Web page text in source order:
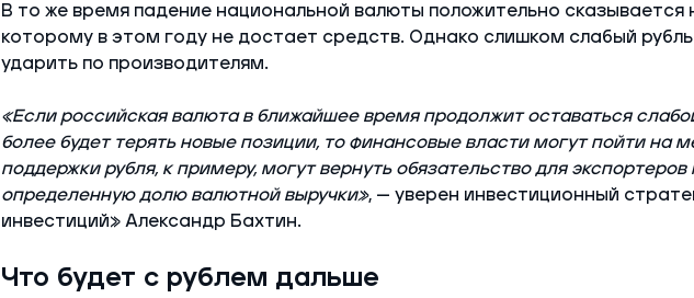
В то же время падение национальной валюты положительно сказывается
которому в этом году не достает средств. Однако слишком слабый
ударить по производителям.
«Если российская валюта в ближайшее время продолжит оставаться
более будет терять новые позиции, то финансовые власти могут пойти на
поддержки рубля, к примеру, могут вернуть обязательство для экспортеров
определенную долю валютной выручки», — уверен инвестиционный
инвестиций» Александр Бахтин.
Что будет с рублем дальше